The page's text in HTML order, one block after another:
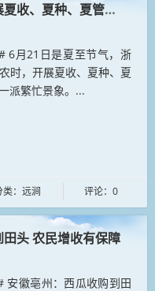
收、夏种、夏管等农事
月21日是夏至节气，浙
时，开展夏收、夏种、夏
派繁忙景象。...
类：远涧 评论：0
头 农民增收有保障
徽亳州：西瓜收购到田